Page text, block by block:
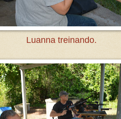
Luanna treinando.